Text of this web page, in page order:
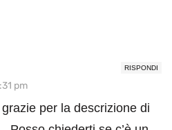
RISPONDI
pm
per la descrizione di